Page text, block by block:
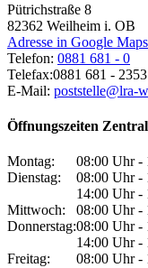
Pütrichstraße 8
82362 Weilheim i. OB
Adresse in Google
Telefon: 0881 681 - 0
Telefax:0881 681 - 2353
E-Mail: poststelle@lra-
Öffnungszeiten
Montag:
08:00 Uhr -
Dienstag:
08:00 Uhr -
14:00 Uhr -
Mittwoch:
08:00 Uhr -
Donnerstag:08:00 Uhr -
14:00 Uhr -
Freitag:
08:00 Uhr -